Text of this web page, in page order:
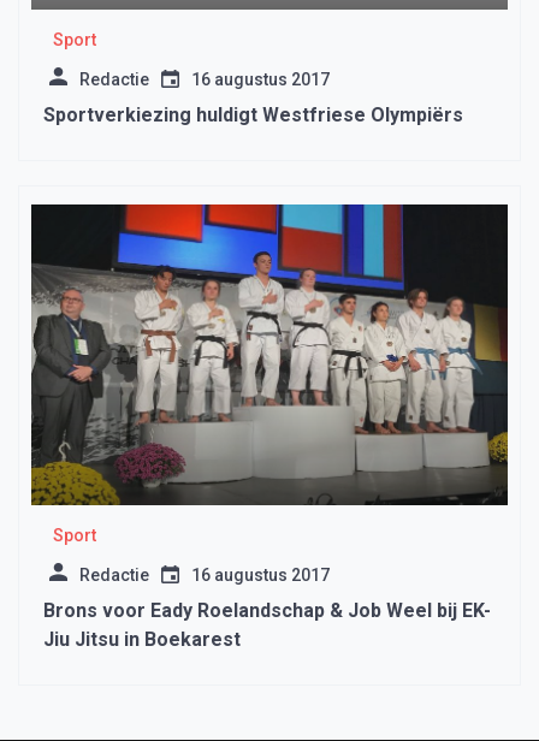
Sport
Redactie 16 augustus 2017
Sportverkiezing huldigt Westfriese Olympiërs
Sport
Redactie 16 augustus 2017
Brons voor Eady Roelandschap & Job Weel bij EK-
Jiu Jitsu in Boekarest